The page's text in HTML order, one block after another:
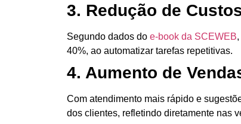
3. Redução de
Segundo dados do e-book da SCEWEB
40%, ao automatizar tarefas repetitivas.
4. Aumento de
Com atendimento mais rápido e
dos clientes, refletindo diretamente nas